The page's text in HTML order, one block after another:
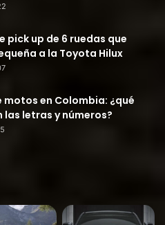
pick up de 6 ruedas que
a la Toyota Hilux
motos en Colombia: ¿qué
las letras y números?